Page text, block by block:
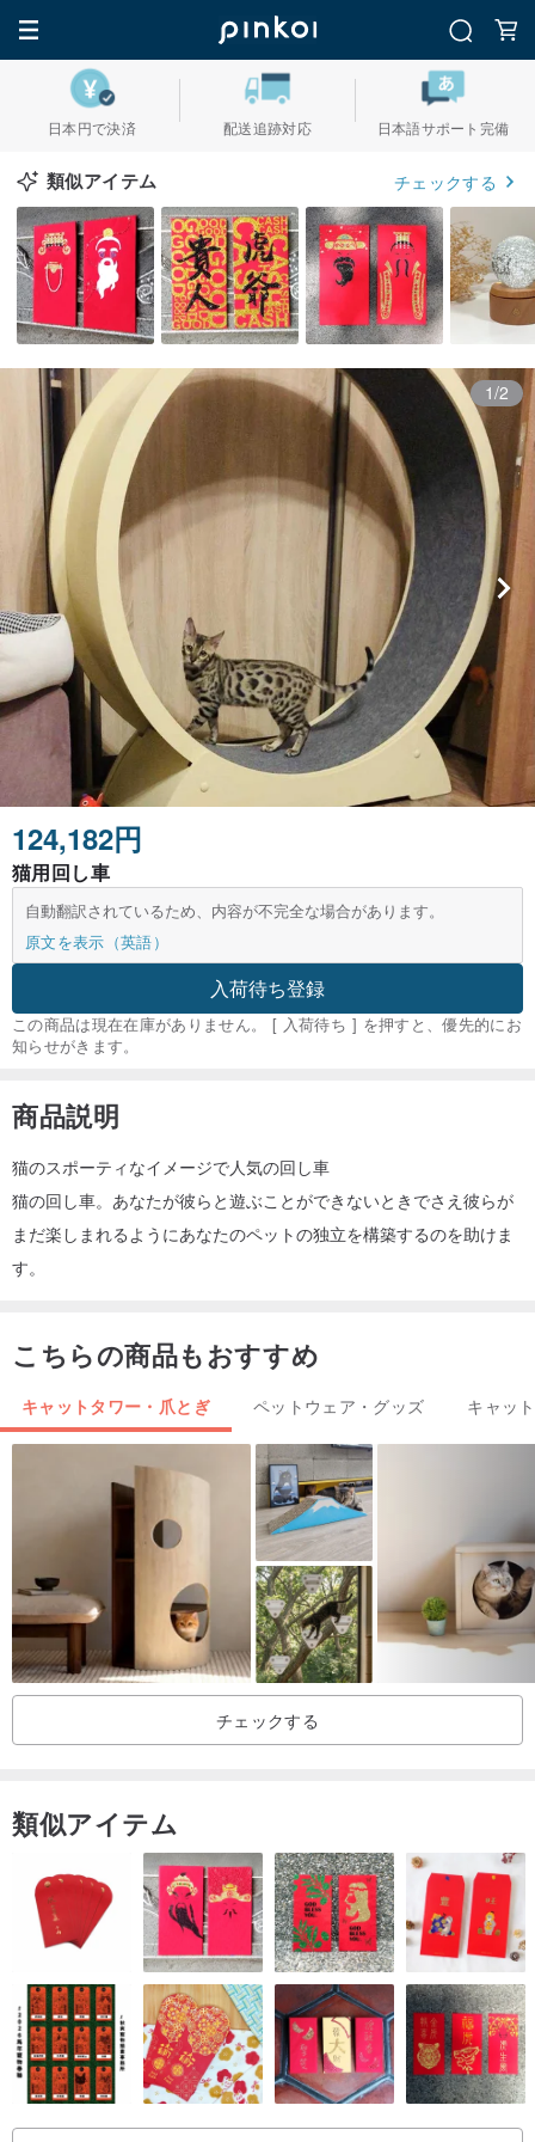
日本円で決済 配送追跡対応 日本語サポート完備
類似アイテム チェックする
1/2
124,182円
猫用回し車
自動翻訳されているため、内容が不完全な場合があります。
原文を表示（英語）
入荷待ち登録
この商品は現在在庫がありません。 [ 入荷待ち ] を押すと、優先的にお
知らせがきます。
商品説明
猫のスポーティなイメージで人気の回し車
猫の回し車。あなたが彼らと遊ぶことができないときでさえ彼らが
まだ楽しまれるようにあなたのペットの独立を構築するのを助けま
す。
こちらの商品もおすすめ
キャットタワー・爪とぎ ペットウェア・グッズ キャッ
チェックする
類似アイテム